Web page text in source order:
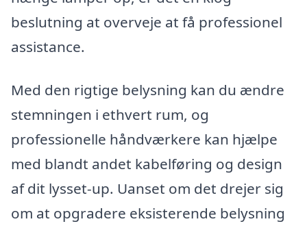
beslutning at overveje at få professionel
assistance.
Med den rigtige belysning kan du ændre
stemningen i ethvert rum, og
professionelle håndværkere kan hjælpe
med blandt andet kabelføring og design
af dit lysset-up. Uanset om det drejer sig
om at opgradere eksisterende belysning